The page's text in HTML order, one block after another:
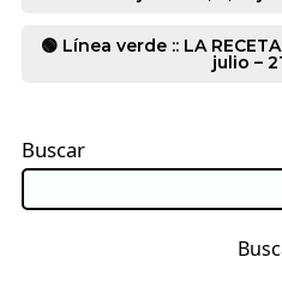
🟢 Línea verde :: LA
julio –
Buscar